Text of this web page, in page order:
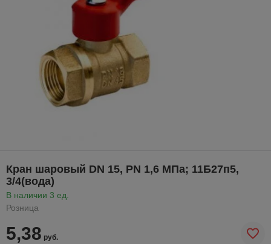
Кран шаровый DN 15, PN 1,6 МПа; 11Б27п5,
3/4(вода)
В наличии 3 ед.
Розница
5,38 руб.